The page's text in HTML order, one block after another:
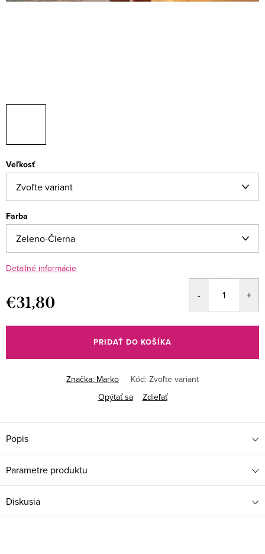
Veľkosť
Farba
Detailné informácie
€31,80
cena:
PRIDAŤ DO KOŠÍKA
Značka: Marko Kód: Zvoľte variant
Opýtať sa
Zdieľať
Popis
Parametre produktu
Diskusia